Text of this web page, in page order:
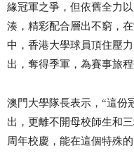
緣冠軍之爭，但依舊全力
湊，精彩配合層出不窮，
中，香港大學球員頂住壓
出，奪得季軍，為賽事旅程
澳門大學隊長表示， “這份
出，更離不開母校師生和
周年校慶，能在這個特殊